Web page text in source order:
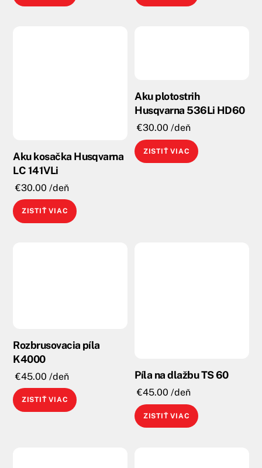
Aku kosačka Husqvarna
LC 141VLi
€30.00 /deň
ZISTIŤ VIAC
Aku plotostrih
Husqvarna 536Li HD60
€30.00 /deň
ZISTIŤ VIAC
Rozbrusovacia píla
K4000
€45.00 /deň
ZISTIŤ VIAC
Píla na dlažbu TS 60
€45.00 /deň
ZISTIŤ VIAC